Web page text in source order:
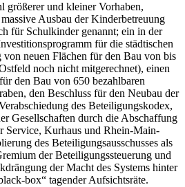
größerer und kleiner Vorhaben,
Ausbau der Kinderbetreuung
für Schulkinder genannt; ein in der
für die städtischen
neuen Flächen für den Bau von bis
noch nicht mitgerechnet), einen
den Bau von 650 bezahlbaren
den Beschluss für den Neubau der
des Beteiligungskodex,
Gesellschaften durch die Abschaffung
Service, Kurhaus und Rhein-Main-
des Beteiligungsausschusses als
der Beteiligungssteuerung und
der Macht des Systems hinter
box“ tagender Aufsichtsräte.